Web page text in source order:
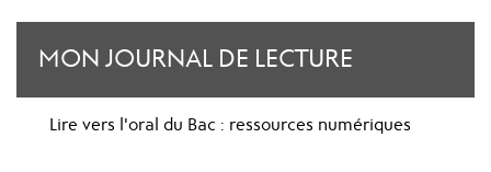
MON JOURNAL DE LECTURE
Lire vers l'oral du Bac : ressources numériques